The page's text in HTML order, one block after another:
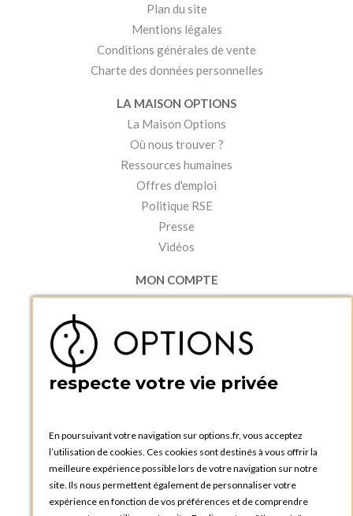
Plan du site
Mentions légales
Conditions générales de vente
Charte des données personnelles
LA MAISON OPTIONS
La Maison Options
Où nous trouver ?
Ressources humaines
Offres d'emploi
Politique RSE
Presse
Vidéos
MON COMPTE
Accéder à mon compte
Créer un compte
PRATIQUE
Catalogues et bons de commande
Tutoriels
respecte votre vie privée
En poursuivant votre navigation sur options.fr, vous acceptez
l’utilisation de cookies. Ces cookies sont destinés à vous offrir la
meilleure expérience possible lors de votre navigation sur notre
site. Ils nous permettent également de personnaliser votre
expérience en fonction de vos préférences et de comprendre